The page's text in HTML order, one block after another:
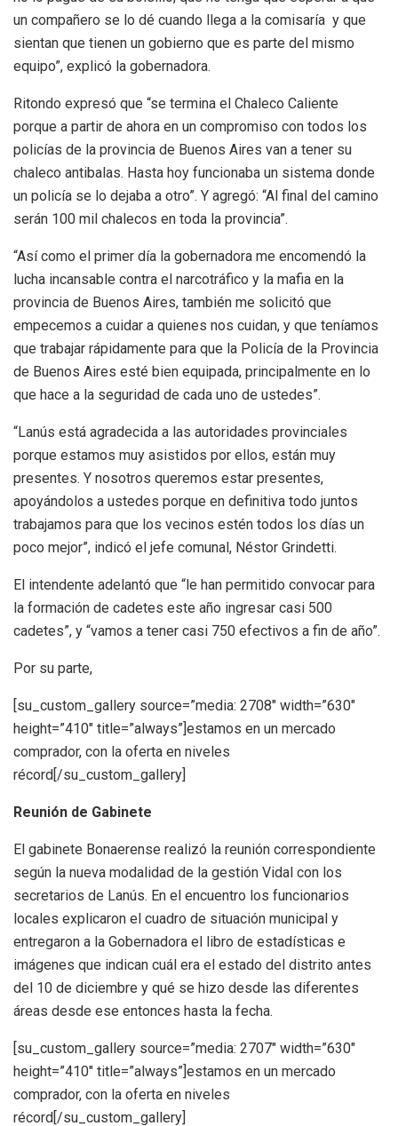
un compañero se lo dé cuando llega a la comisaría y que
sientan que tienen un gobierno que es parte del mismo
equipo”, explicó la gobernadora.
Ritondo expresó que “se termina el Chaleco Caliente
porque a partir de ahora en un compromiso con todos los
policías de la provincia de Buenos Aires van a tener su
chaleco antibalas. Hasta hoy funcionaba un sistema donde
un policía se lo dejaba a otro”. Y agregó: “Al final del camino
serán 100 mil chalecos en toda la provincia”.
“Así como el primer día la gobernadora me encomendó la
lucha incansable contra el narcotráfico y la mafia en la
provincia de Buenos Aires, también me solicitó que
empecemos a cuidar a quienes nos cuidan, y que teníamos
que trabajar rápidamente para que la Policía de la Provincia
de Buenos Aires esté bien equipada, principalmente en lo
que hace a la seguridad de cada uno de ustedes”.
“Lanús está agradecida a las autoridades provinciales
porque estamos muy asistidos por ellos, están muy
presentes. Y nosotros queremos estar presentes,
apoyándolos a ustedes porque en definitiva todo juntos
trabajamos para que los vecinos estén todos los días un
poco mejor”, indicó el jefe comunal, Néstor Grindetti.
El intendente adelantó que “le han permitido convocar para
la formación de cadetes este año ingresar casi 500
cadetes”, y “vamos a tener casi 750 efectivos a fin de año”.
Por su parte,
[su_custom_gallery source=”media: 2708″ width=”630″
height=”410″ title=”always”]estamos en un mercado
comprador, con la oferta en niveles
récord[/su_custom_gallery]
Reunión de Gabinete
El gabinete Bonaerense realizó la reunión correspondiente
según la nueva modalidad de la gestión Vidal con los
secretarios de Lanús. En el encuentro los funcionarios
locales explicaron el cuadro de situación municipal y
entregaron a la Gobernadora el libro de estadísticas e
imágenes que indican cuál era el estado del distrito antes
del 10 de diciembre y qué se hizo desde las diferentes
áreas desde ese entonces hasta la fecha.
[su_custom_gallery source=”media: 2707″ width=”630″
height=”410″ title=”always”]estamos en un mercado
comprador, con la oferta en niveles
récord[/su_custom_gallery]